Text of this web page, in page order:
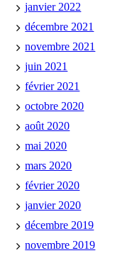
janvier 2022
décembre 2021
novembre 2021
juin 2021
février 2021
octobre 2020
août 2020
mai 2020
mars 2020
février 2020
janvier 2020
décembre 2019
novembre 2019